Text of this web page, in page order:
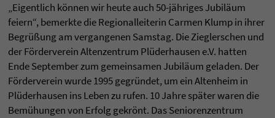
„Eigentlich können wir heute auch 50-jähriges Jubiläum
feiern“, bemerkte die Regionalleiterin Carmen Klump in ihrer
Begrüßung am vergangenen Samstag. Die Zieglerschen und
der Förderverein Altenzentrum Plüderhausen e.V. hatten
Ende September zum gemeinsamen Jubiläum geladen. Der
Förderverein wurde 1995 gegründet, um ein Altenheim in
Plüderhausen ins Leben zu rufen. 10 Jahre später waren die
Bemühungen von Erfolg gekrönt. Das Seniorenzentrum